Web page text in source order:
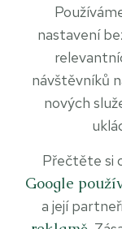
nastavení
návštěvníků
nových
Přečtěte si
Google
a její